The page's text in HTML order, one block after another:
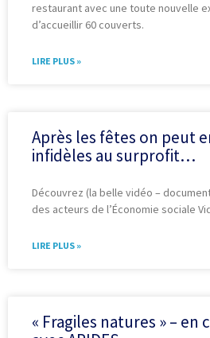
restaurant avec une toute nouvelle
d’accueillir 60 couverts.
LIRE PLUS »
Après les fêtes on peut
infidèles au surprofit…
Découvrez (la belle vidéo –
des acteurs de l’Économie sociale
LIRE PLUS »
« Fragiles natures » –